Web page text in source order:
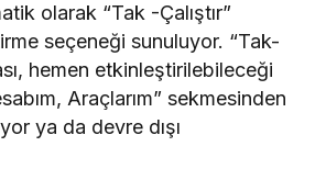
olarak “Tak -Çalıştır”
seçeneği sunuluyor. “Tak-
hemen etkinleştirilebileceği
Araçlarım” sekmesinden
ya da devre dışı